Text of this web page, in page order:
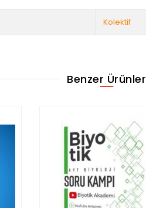
Kolektif
Benzer Ürünler